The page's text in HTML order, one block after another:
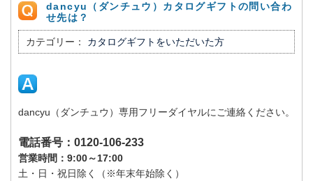
dancyu（ダンチュウ）カタログギフトの問い合わ
せ先は？
カテゴリー： カタログギフトをいただいた方
dancyu（ダンチュウ）専用フリーダイヤルにご連絡ください。
電話番号：0120-106-233
営業時間：9:00～17:00
土・日・祝日除く（※年末年始除く）